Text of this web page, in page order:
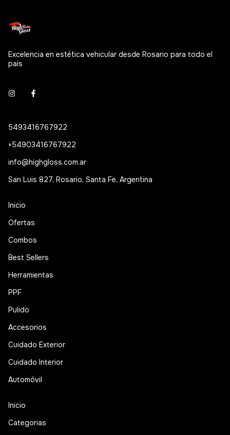
Excelencia en estética vehicular desde Rosario para todo el
país
5493416767922
+54903416767922
info@highgloss.com.ar
San Luis 827, Rosario, Santa Fe, Argentina
Inicio
Ofertas
Combos
Best Sellers
Herramientas
PPF
Pulido
Accesorios
Cuidado Exterior
Cuidado Interior
Automóvil
Inicio
Categorias